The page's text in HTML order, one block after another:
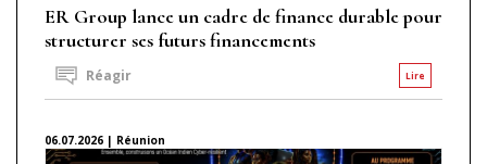
ER Group lance un cadre de finance durable pour
structurer ses futurs financements
Lire
Réagir
06.07.2026 | Réunion